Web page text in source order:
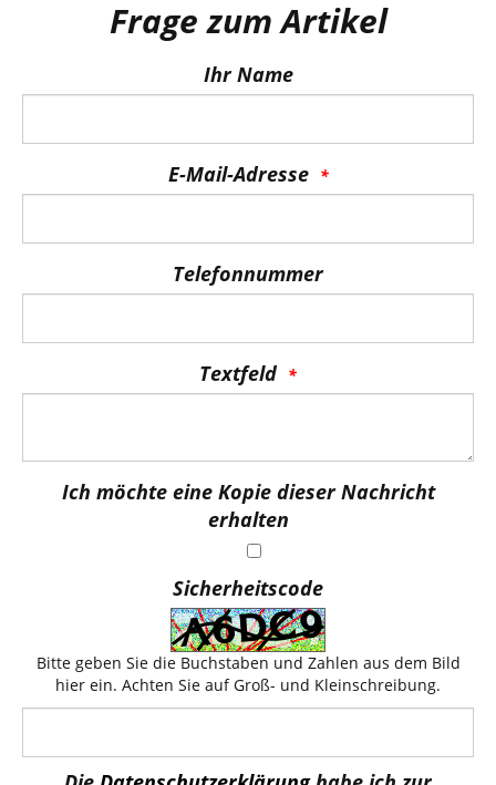
Frage zum Artikel
Ihr Name
E-Mail-Adresse
Telefonnummer
Textfeld
Ich möchte eine Kopie dieser Nachricht
erhalten
Sicherheitscode
Bitte geben Sie die Buchstaben und Zahlen aus dem Bild
hier ein. Achten Sie auf Groß- und Kleinschreibung.